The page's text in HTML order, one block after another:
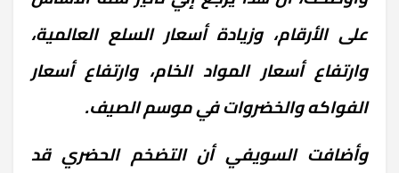
على الأرقام، وزيادة أسعار السلع العالمية،
وارتفاع أسعار المواد الخام، وارتفاع أسعار
الفواكه والخضروات في موسم الصيف.
وأضافت السويفي أن التضخم الحضري قد